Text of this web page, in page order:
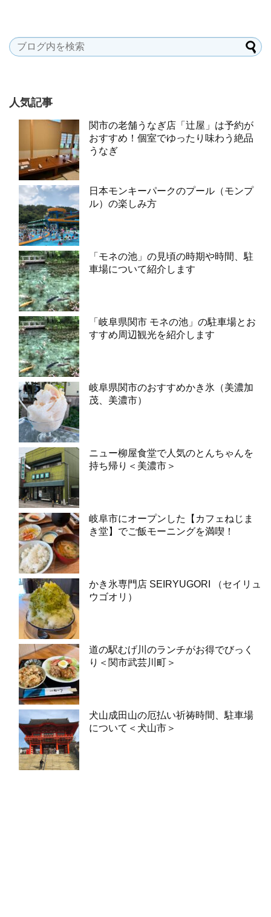
人気記事
関市の老舗うなぎ店「辻屋」は予約が
おすすめ！個室でゆったり味わう絶品
うなぎ
日本モンキーパークのプール（モンプ
ル）の楽しみ方
「モネの池」の見頃の時期や時間、駐
車場について紹介します
「岐阜県関市 モネの池」の駐車場とお
すすめ周辺観光を紹介します
岐阜県関市のおすすめかき氷（美濃加
茂、美濃市）
ニュー柳屋食堂で人気のとんちゃんを
持ち帰り＜美濃市＞
岐阜市にオープンした【カフェねじま
き堂】でご飯モーニングを満喫！
かき氷専門店 SEIRYUGORI （セイリュ
ウゴオリ）
道の駅むげ川のランチがお得でびっく
り＜関市武芸川町＞
犬山成田山の厄払い祈祷時間、駐車場
について＜犬山市＞